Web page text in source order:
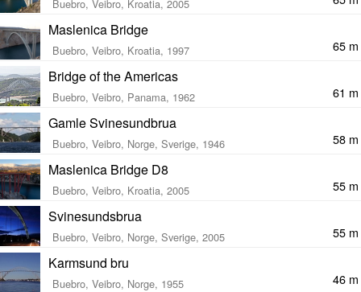
Buebro, Veibro, Kroatia, 2005
Maslenica Bridge
Buebro, Veibro, Kroatia, 1997 65 m
Bridge of the Americas
Buebro, Veibro, Panama, 1962 61 m
Gamle Svinesundbrua
Buebro, Veibro, Norge, Sverige, 1946 58 m
Maslenica Bridge D8
Buebro, Veibro, Kroatia, 2005 55 m
Svinesundsbrua
Buebro, Veibro, Norge, Sverige, 2005 55 m
Karmsund bru
Buebro, Veibro, Norge, 1955 46 m